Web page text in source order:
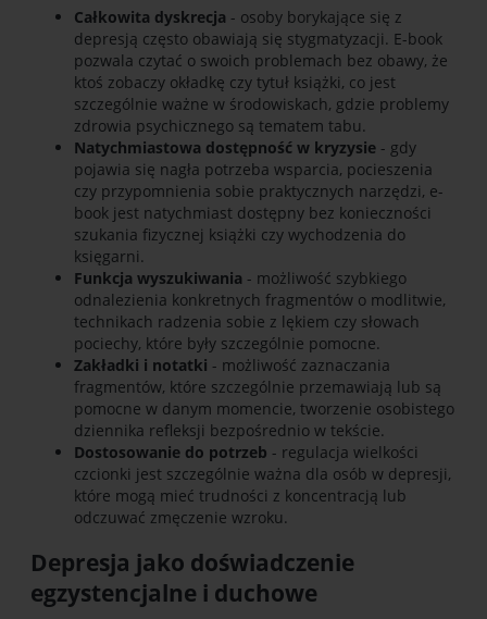
Całkowita dyskrecja - osoby borykające się z
depresją często obawiają się stygmatyzacji. E-book
pozwala czytać o swoich problemach bez obawy, że
ktoś zobaczy okładkę czy tytuł książki, co jest
szczególnie ważne w środowiskach, gdzie problemy
zdrowia psychicznego są tematem tabu.
Natychmiastowa dostępność w kryzysie - gdy
pojawia się nagła potrzeba wsparcia, pocieszenia
czy przypomnienia sobie praktycznych narzędzi, e-
book jest natychmiast dostępny bez konieczności
szukania fizycznej książki czy wychodzenia do
księgarni.
Funkcja wyszukiwania - możliwość szybkiego
odnalezienia konkretnych fragmentów o modlitwie,
technikach radzenia sobie z lękiem czy słowach
pociechy, które były szczególnie pomocne.
Zakładki i notatki - możliwość zaznaczania
fragmentów, które szczególnie przemawiają lub są
pomocne w danym momencie, tworzenie osobistego
dziennika refleksji bezpośrednio w tekście.
Dostosowanie do potrzeb - regulacja wielkości
czcionki jest szczególnie ważna dla osób w depresji,
które mogą mieć trudności z koncentracją lub
odczuwać zmęczenie wzroku.
Depresja jako doświadczenie
egzystencjalne i duchowe